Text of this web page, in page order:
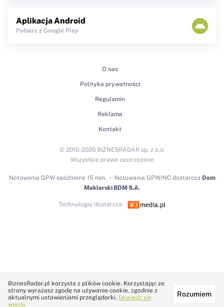
Aplikacja Android
Pobierz z Google Play
O nas
Polityka prywatności
Regulamin
Reklama
Kontakt
Notowania GPWopóźnione 15 min. Notowania GPW/NC dostarcza Dom
Maklerski BDM S.A.
© 2010-2026 BIZNESRADAR sp. z o.o.
Wszystkie prawa zastrzeżone
Technologię dostarcza:
BiznesRadar.pl korzysta z plików cookie. Korzystając ze
strony wyrażasz zgodę na używanie cookie, zgodnie z
aktualnymi ustawieniami przeglądarki. Dowiedz się
więcej
Rozumiem